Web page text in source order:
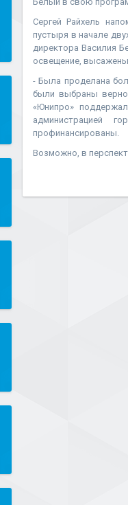
Сергей Райхель
пустыря в начале
директора Василия
освещение,
- Была проделана
были выбраны
«Юнипро»
администрацией
профинансированы.
Возможно, в